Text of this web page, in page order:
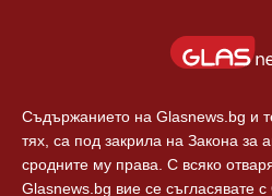
Съдържанието на Glasnews.bg и
тях, са под закрила на Закона за
сродните му права. С всяко
Glasnews.bg вие се съгласявате